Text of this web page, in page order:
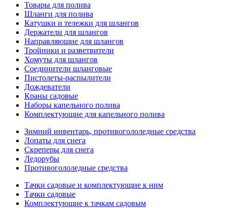
Товары для полива
Шланги для полива
Катушки и тележки для шлангов
Держатели для шлангов
Направляющие для шлангов
Тройники и разветвители
Хомуты для шлангов
Соединители шланговые
Пистолеты-распылители
Дождеватели
Краны садовые
Наборы капельного полива
Комплектующие для капельного полива
Зимний инвентарь, противогололедные средства
Лопаты для снега
Скреперы для снега
Ледорубы
Противогололедные средства
Тачки садовые и комплектующие к ним
Тачки садовые
Комплектующие к тачкам садовым